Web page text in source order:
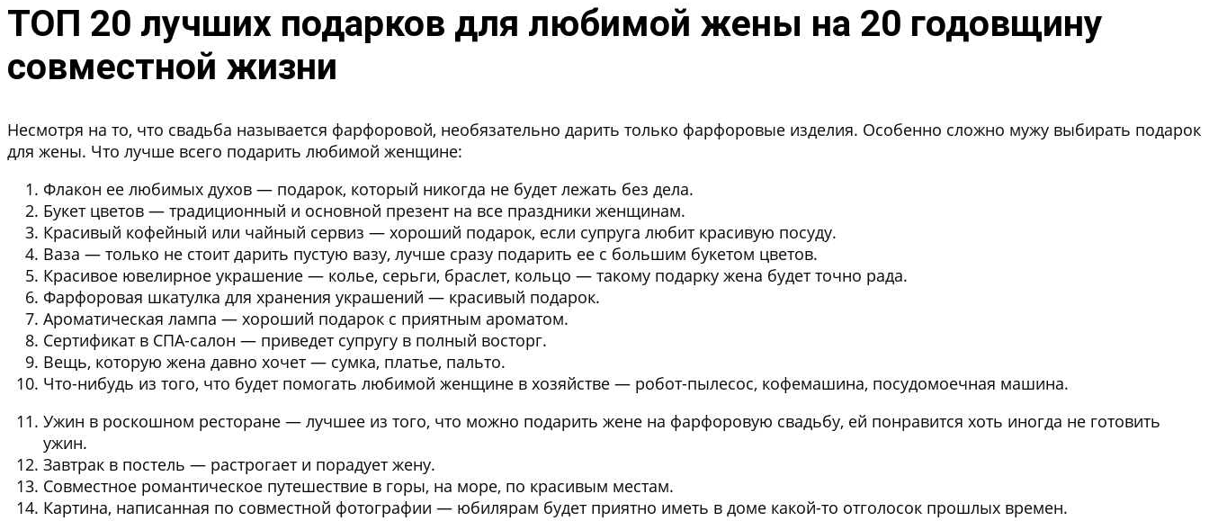
ТОП 20 лучших подарков для любимой жены на 20 годовщину
совместной жизни
Несмотря на то, что свадьба называется фарфоровой, необязательно дарить только фарфоровые изделия. Особенно сложно мужу выбирать подарок
для жены. Что лучше всего подарить любимой женщине:
Флакон ее любимых духов — подарок, который никогда не будет лежать без дела.
Букет цветов — традиционный и основной презент на все праздники женщинам.
Красивый кофейный или чайный сервиз — хороший подарок, если супруга любит красивую посуду.
Ваза — только не стоит дарить пустую вазу, лучше сразу подарить ее с большим букетом цветов.
Красивое ювелирное украшение — колье, серьги, браслет, кольцо — такому подарку жена будет точно рада.
Фарфоровая шкатулка для хранения украшений — красивый подарок.
Ароматическая лампа — хороший подарок с приятным ароматом.
Сертификат в СПА-салон — приведет супругу в полный восторг.
Вещь, которую жена давно хочет — сумка, платье, пальто.
Что-нибудь из того, что будет помогать любимой женщине в хозяйстве — робот-пылесос, кофемашина, посудомоечная машина.
Ужин в роскошном ресторане — лучшее из того, что можно подарить жене на фарфоровую свадьбу, ей понравится хоть иногда не готовить
ужин.
Завтрак в постель — растрогает и порадует жену.
Совместное романтическое путешествие в горы, на море, по красивым местам.
Картина, написанная по совместной фотографии — юбилярам будет приятно иметь в доме какой-то отголосок прошлых времен.